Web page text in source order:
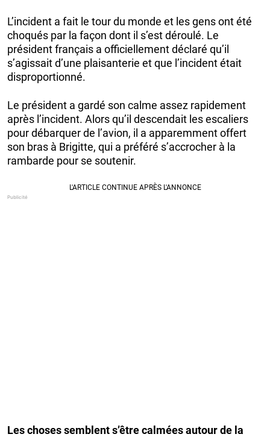
L’incident a fait le tour du monde et les gens ont été
choqués par la façon dont il s’est déroulé. Le
président français a officiellement déclaré qu’il
s’agissait d’une plaisanterie et que l’incident était
disproportionné.
Le président a gardé son calme assez rapidement
après l’incident. Alors qu’il descendait les escaliers
pour débarquer de l’avion, il a apparemment offert
son bras à Brigitte, qui a préféré s’accrocher à la
rambarde pour se soutenir.
Les choses semblent s’être calmées autour de la